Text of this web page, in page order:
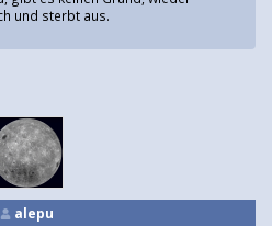
und sterbt aus.
alepu